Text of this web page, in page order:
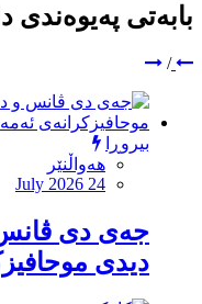
بابەتی پەیوەندی
/
بیروڕا
هەواڵنێر
July 2026 24
جەى دی ڤانس
دیدى